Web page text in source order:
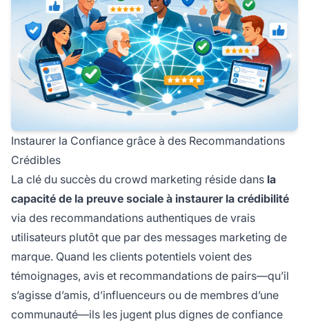
Instaurer la Confiance grâce à des Recommandations
Crédibles
La clé du succès du crowd marketing réside dans la
capacité de la preuve sociale à instaurer la crédibilité
via des recommandations authentiques de vrais
utilisateurs plutôt que par des messages marketing de
marque. Quand les clients potentiels voient des
témoignages, avis et recommandations de pairs—qu’il
s’agisse d’amis, d’influenceurs ou de membres d’une
communauté—ils les jugent plus dignes de confiance